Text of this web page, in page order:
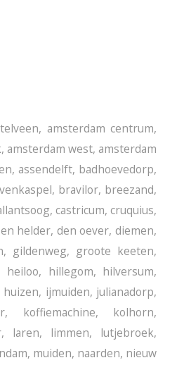
, amsterdam centrum,
, amsterdam west, amsterdam
, assendelft, badhoevedorp,
, bravilor, breezand,
, castricum, cruquius,
helder, den oever, diemen,
, gildenweg, groote keeten,
heiloo, hillegom, hilversum,
huizen, ijmuiden, julianadorp,
, koffiemachine, kolhorn,
, laren, limmen, lutjebroek,
, muiden, naarden, nieuw